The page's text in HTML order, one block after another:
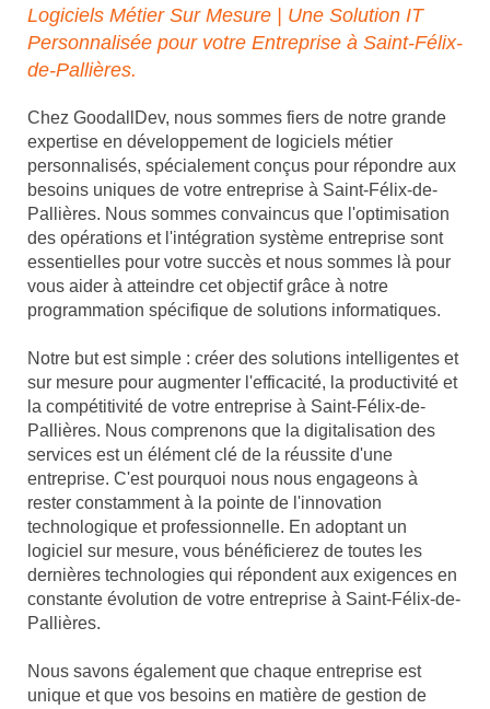
Logiciels Métier Sur Mesure | Une Solution IT
Personnalisée pour votre Entreprise à Saint-Félix-
de-Pallières.
Chez GoodallDev, nous sommes fiers de notre grande
expertise en développement de logiciels métier
personnalisés, spécialement conçus pour répondre aux
besoins uniques de votre entreprise à Saint-Félix-de-
Pallières. Nous sommes convaincus que l'optimisation
des opérations et l'intégration système entreprise sont
essentielles pour votre succès et nous sommes là pour
vous aider à atteindre cet objectif grâce à notre
programmation spécifique de solutions informatiques.
Notre but est simple : créer des solutions intelligentes et
sur mesure pour augmenter l'efficacité, la productivité et
la compétitivité de votre entreprise à Saint-Félix-de-
Pallières. Nous comprenons que la digitalisation des
services est un élément clé de la réussite d'une
entreprise. C'est pourquoi nous nous engageons à
rester constamment à la pointe de l'innovation
technologique et professionnelle. En adoptant un
logiciel sur mesure, vous bénéficierez de toutes les
dernières technologies qui répondent aux exigences en
constante évolution de votre entreprise à Saint-Félix-de-
Pallières.
Nous savons également que chaque entreprise est
unique et que vos besoins en matière de gestion de